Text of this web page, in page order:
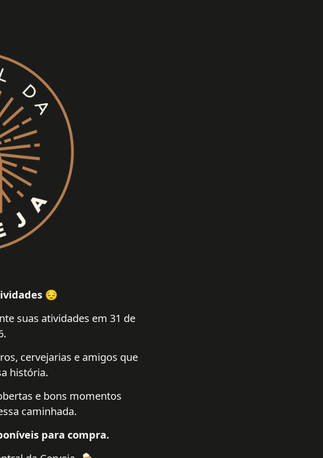
😔
suas atividades em 31 de
cervejarias e amigos que
história.
e bons momentos
caminhada.
para compra.